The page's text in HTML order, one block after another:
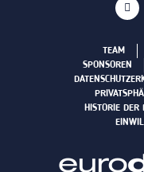
TEAM
SPONSOREN
HISTORIE DER